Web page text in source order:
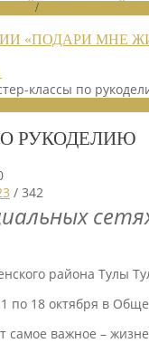
/
«ПОДАРИ МНЕ
классы по
РУКОДЕЛИЮ
/ 342
района Тулы
по 18 октября в
самое важное –